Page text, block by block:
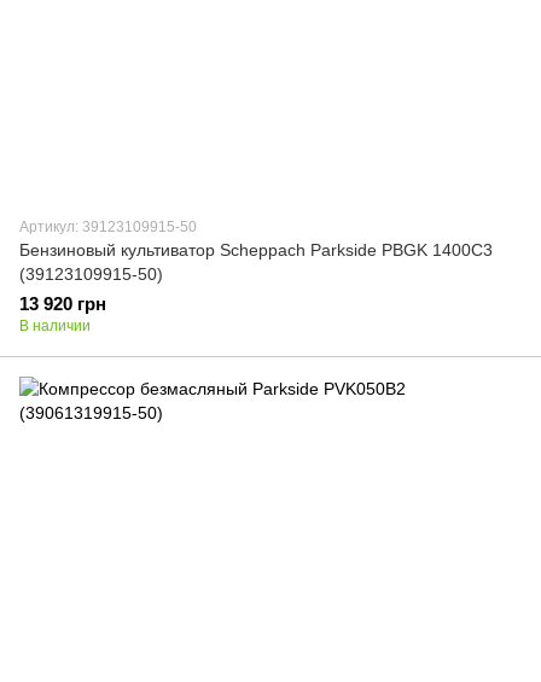
Артикул: 39123109915-50
Бензиновый культиватор Scheppach Parkside PBGK 1400C3
(39123109915-50)
13 920 грн
В наличии